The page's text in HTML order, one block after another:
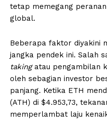
tetap memegang
global.
Beberapa faktor diyakini
jangka pendek ini. Salah
takingatau pengambilan
oleh sebagian investor
panjang. Ketika ETH
(ATH) di $4.953,73,
memperlambat laju